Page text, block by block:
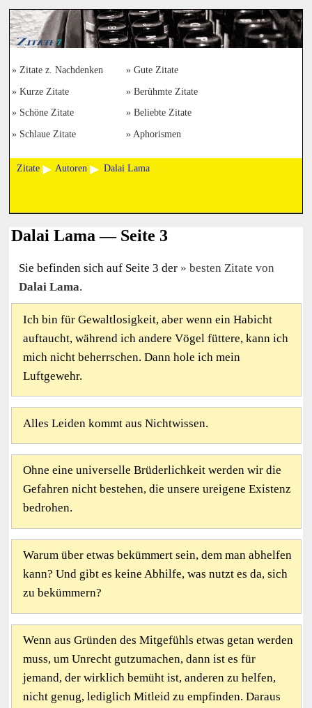
Zitate z. Nachdenken Gute Zitate
Kurze Zitate Berühmte Zitate
Schöne Zitate Beliebte Zitate
Schlaue Zitate Aphorismen
Zitate Autoren Dalai Lama
Dalai Lama — Seite 3
Sie befinden sich auf Seite 3 der
besten Zitate von
Dalai Lama.
Ich bin für Gewaltlosigkeit, aber wenn ein Habicht
auftaucht, während ich andere Vögel füttere, kann ich
mich nicht beherrschen. Dann hole ich mein
Luftgewehr.
Alles Leiden kommt aus Nichtwissen.
Ohne eine universelle Brüderlichkeit werden wir die
Gefahren nicht bestehen, die unsere ureigene Existenz
bedrohen.
Warum über etwas bekümmert sein, dem man abhelfen
kann? Und gibt es keine Abhilfe, was nutzt es da, sich
zu bekümmern?
Wenn aus Gründen des Mitgefühls etwas getan werden
muss, um Unrecht gutzumachen, dann ist es für
jemand, der wirklich bemüht ist, anderen zu helfen,
nicht genug, lediglich Mitleid zu empfinden. Daraus